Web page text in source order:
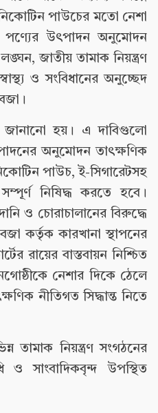
পাউচের মতো নেশা
পণ্যের উৎপাদন অনুমোদন
জাতীয় তামাক নিয়ন্ত্রণ
ও সংবিধানের অনুচ্ছেদ
জানানো হয়। এ দাবিগুলো
অনুমোদন তাৎক্ষণিক
পাউচ, ই-সিগারেটসহ
নিষিদ্ধ করতে হবে।
ও চোরাচালানের বিরুদ্ধে
কর্তৃক কারখানা স্থাপনের
রায়ের বাস্তবায়ন নিশ্চিত
নেশার দিকে ঠেলে
নীতিগত সিদ্ধান্ত নিতে
তামাক নিয়ন্ত্রণ সংগঠনের
ও সাংবাদিকবৃন্দ উপস্থিত